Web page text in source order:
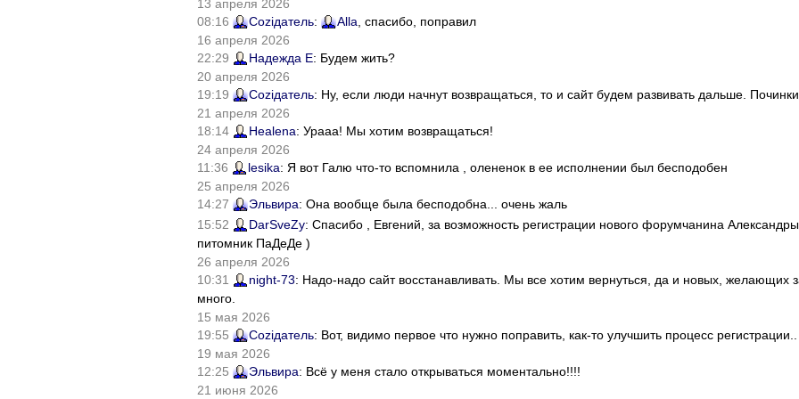
13 апреля 2026
08:16
Соziдатель: Alla , спасибо, поправил
16 апреля 2026
22:29
Надежда Е: Будем жить?
20 апреля 2026
19:19
Соziдатель: Ну, если люди начнут возвращаться, то и сайт будем развивать дальше.
21 апреля 2026
18:14
Healena: Урааа! Мы хотим возвращаться!
24 апреля 2026
11:36
lesika: Я вот Галю что-то вспомнила , олененок в ее исполнении был бесподобен
25 апреля 2026
14:27
Эльвира: Она вообще была бесподобна... очень жаль
15:52
DarSveZy: Спасибо , Евгений, за возможность регистрации нового форумчанина
питомник ПаДеДе )
26 апреля 2026
10:31
night-73: Надо-надо сайт восстанавливать. Мы все хотим вернуться, да и новых, желающих
много.
15 мая 2026
19:55
Соziдатель: Вот, видимо первое что нужно поправить, как-то улучшить процесс регистрации..
19 мая 2026
12:25
Эльвира: Всё у меня стало открываться моментально!!!!
21 июня 2026